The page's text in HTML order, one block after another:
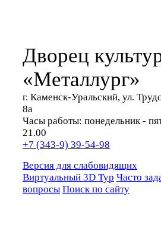
Дворец
«Металлург»
г. Каменск-Уральский, ул.
8а
Часы работы: понедельник -
21.00
+7 (343-9) 39-54-98
Версия для слабовидящих
Виртуальный 3D Тур Часто
вопросы Поиск по сайту